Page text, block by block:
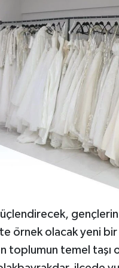
örnek olacak yeni
toplumun temel taşı